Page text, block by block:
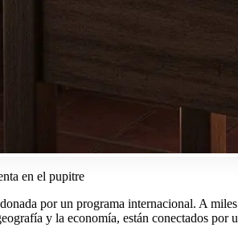
en el pupitre
por un programa internacional. A
y la economía, están conectados